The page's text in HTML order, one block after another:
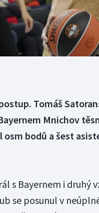
Tomáš
Mnichov
bodů a šest
s Bayernem i druhý
se posunul v